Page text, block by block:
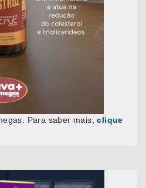
Para saber mais,clique